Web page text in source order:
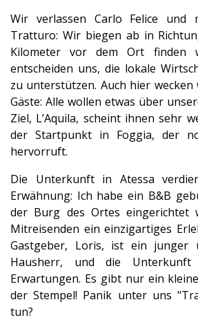
Wir verlassen Carlo Felice und
Tratturo: Wir biegen ab in
Kilometer vor dem Ort finden
entscheiden uns, die lokale
zu unterstützen. Auch hier
Gäste: Alle wollen etwas über
Ziel, L’Aquila, scheint ihnen sehr
der Startpunkt in Foggia, der
hervorruft.
Die Unterkunft in Atessa
Erwähnung: Ich habe ein B&B
der Burg des Ortes eingerichtet
Mitreisenden ein einzigartiges
Gastgeber, Loris, ist ein junger
Hausherr, und die
Erwartungen. Es gibt nur ein
der Stempel! Panik unter uns
tun?